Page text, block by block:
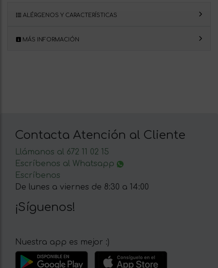
ALÉRGENOS Y CARACTERÍSTICAS
MÁS INFORMACIÓN
Contacta Atención al Cliente
Llámanos al 672 11 02 15
Escríbenos al Whatsapp
Escríbenos
De lunes a viernes de 8:30 a 14:00
¡Síguenos!
Nuestra app es mejor :)